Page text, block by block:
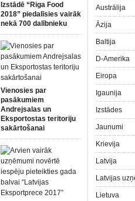
Izstādē “Riga Food
2018” piedalīsies vairāk
nekā 700 dalībnieku
Vienosies par
pasākumiem
Andrejsalas un
Eksportostas teritoriju
sakārtošanai
Austrālija
Āzija
Baltija
D-Amerika
Eiropa
Igaunija
Izstādes
Jaunumi
Krievija
Latvija
Latvijas
Lietuva